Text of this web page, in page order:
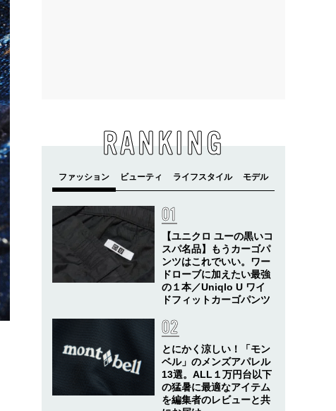
RANKING
【ユニクロ ユーの黒いコ
スパ名品】もうカーゴパ
ンツはこれでいい。ワー
ドローブに加えたい最強
の１本／Uniqlo U ワイ
ドフィットカーゴパンツ
とにかく涼しい！「モン
ベル」のメンズアパレル
13選。ALL１万円台以下
の猛暑に最適なアイテム
を編集者のレビューと共